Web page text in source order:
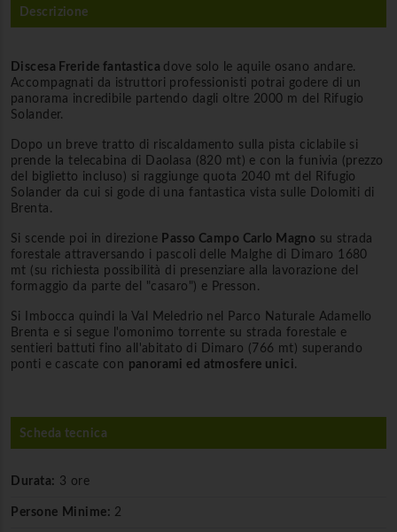
Descrizione
Discesa Freride fantastica dove solo le aquile osano andare.
Accompagnati da istruttori professionisti potrai godere di un
panorama incredibile partendo dagli oltre 2000 m del Rifugio
Solander.
Dopo un breve tratto di riscaldamento sulla pista ciclabile si
prende la telecabina di Daolasa (820 mt) e con la funivia (prezzo
del biglietto incluso) si raggiunge quota 2040 mt del Rifugio
Solander da cui si gode di una fantastica vista sulle Dolomiti di
Brenta.
Si scende poi in direzione Passo Campo Carlo Magno su strada
forestale attraversando i pascoli delle Malghe di Dimaro 1680
mt (su richiesta possibilità di presenziare alla lavorazione del
formaggio da parte del "casaro") e Presson.
Si Imbocca quindi la Val Meledrio nel Parco Naturale Adamello
Brenta e si segue l'omonimo torrente su strada forestale e
sentieri battuti fino all'abitato di Dimaro (766 mt) superando
ponti e cascate con panorami ed atmosfere unici.
Scheda tecnica
Durata: 3 ore
Persone Minime: 2